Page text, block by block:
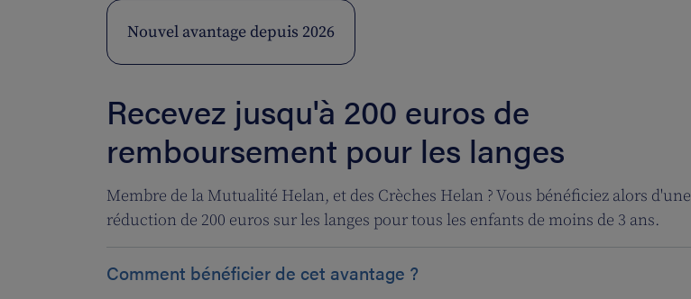
Nouvel avantage depuis 2026
Recevez jusqu'à 200 euros de
remboursement pour les langes
Membre de la Mutualité Helan, et des Crèches Helan ? Vous bénéficiez alors d'une
réduction de 200 euros sur les langes pour tous les enfants de moins de 3 ans.
Comment bénéficier de cet avantage ?